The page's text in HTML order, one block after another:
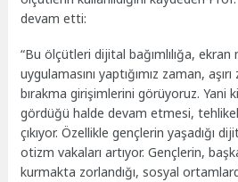
devam etti:
“Bu ölçütleri dijital bağımlılığa,
uygulamasını yaptığımız zaman,
bırakma girişimlerini görüyoruz. Yani
gördüğü halde devam etmesi,
çıkıyor. Özellikle gençlerin yaşadığı
otizm vakaları artıyor. Gençlerin,
kurmakta zorlandığı, sosyal